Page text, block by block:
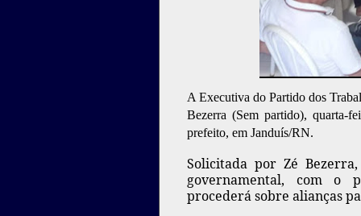
A Executiva do Partido dos
Bezerra (Sem partido), quarta-
prefeito, em Janduís/RN.
Solicitada por Zé
governamental, com o
procederá sobre alianças